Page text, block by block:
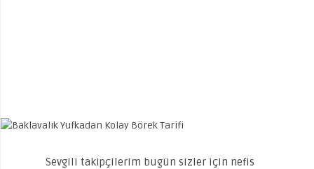
Sevgili takipçilerim bugün sizler için nefis